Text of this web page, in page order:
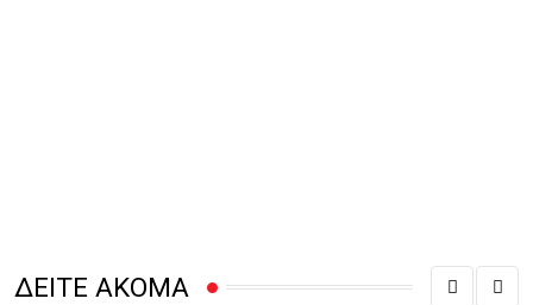
ΔΕΙΤΕ ΑΚΟΜΑ